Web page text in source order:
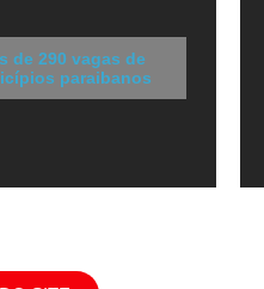
de 290 vagas de
paraibanos